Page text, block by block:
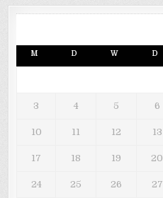
M D W D
3 4 5 6
10 11 12 13
17 18 19 20
24 25 26 27